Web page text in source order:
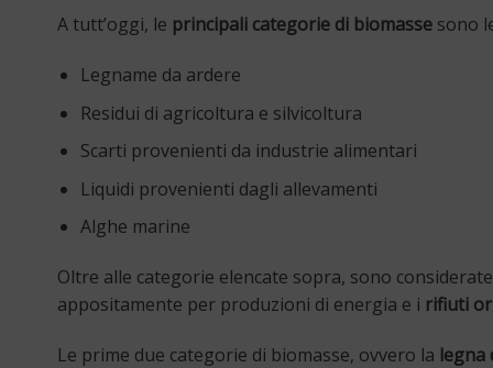
A tutt’oggi, le principali categorie di biomasse sono
Legname da ardere
Residui di agricoltura e silvicoltura
Scarti provenienti da industrie alimentari
Liquidi provenienti dagli allevamenti
Alghe marine
Oltre alle categorie elencate sopra, sono considerate
appositamente per produzioni di energia e i rifiuti
Le prime due categorie di biomasse, ovvero la legna